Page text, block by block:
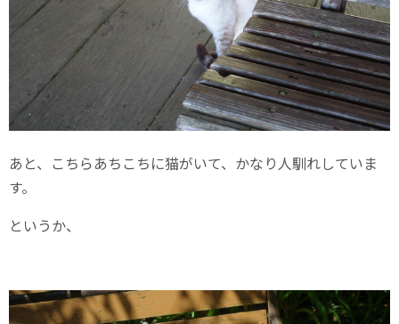
あと、こちらあちこちに猫がいて、かなり人馴れしていま
す。
というか、